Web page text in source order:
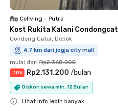
Coliving • Putra
Kost Rukita Kalani
Condong Catur, Depok
4.7 km dari jogja city mall
mulai dari Rp2.368.000
-10% Rp2.131.200 /bulan
Diskon sewa min. 12 Bulan
Lihat info lebih banyak